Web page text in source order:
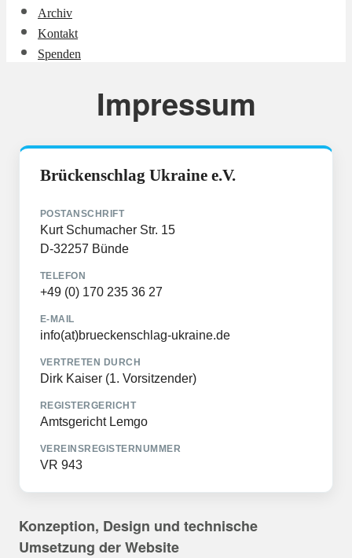
Archiv
Kontakt
Spenden
Impressum
Brückenschlag Ukraine e.V.
POSTANSCHRIFT
Kurt Schumacher Str. 15
D-32257 Bünde
TELEFON
+49 (0) 170 235 36 27
E-MAIL
info(at)brueckenschlag-ukraine.de
VERTRETEN DURCH
Dirk Kaiser (1. Vorsitzender)
REGISTERGERICHT
Amtsgericht Lemgo
VEREINSREGISTERNUMMER
VR 943
Konzeption, Design und technische
Umsetzung der Website